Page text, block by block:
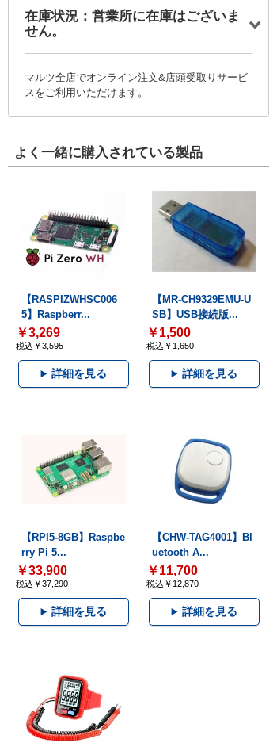
在庫状況：営業所に在庫はございま
せん。
マルツ全店でオンライン注文&店頭受取りサービ
スをご利用いただけます。
よく一緒に購入されている製品
【RASPIZWHSC006
5】Raspberr...
￥3,269
税込￥3,595
詳細を見る
【MR-CH9329EMU-U
SB】USB接続版...
￥1,500
税込￥1,650
詳細を見る
【RPI5-8GB】Raspbe
rry Pi 5...
￥33,900
税込￥37,290
詳細を見る
【CHW-TAG4001】Bl
uetooth A...
￥11,700
税込￥12,870
詳細を見る